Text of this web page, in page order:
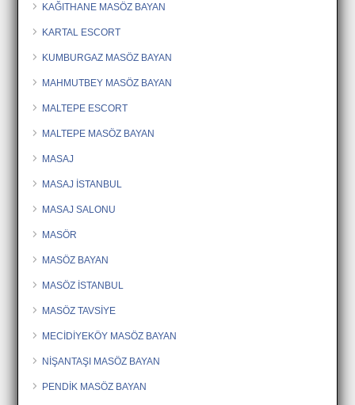
KAĞITHANE MASÖZ BAYAN
KARTAL ESCORT
KUMBURGAZ MASÖZ BAYAN
MAHMUTBEY MASÖZ BAYAN
MALTEPE ESCORT
MALTEPE MASÖZ BAYAN
MASAJ
MASAJ İSTANBUL
MASAJ SALONU
MASÖR
MASÖZ BAYAN
MASÖZ İSTANBUL
MASÖZ TAVSİYE
MECİDİYEKÖY MASÖZ BAYAN
NİŞANTAŞI MASÖZ BAYAN
PENDİK MASÖZ BAYAN